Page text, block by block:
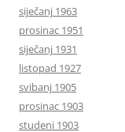
siječanj 1963
prosinac 1951
siječanj 1931
listopad 1927
svibanj 1905
prosinac 1903
studeni 1903